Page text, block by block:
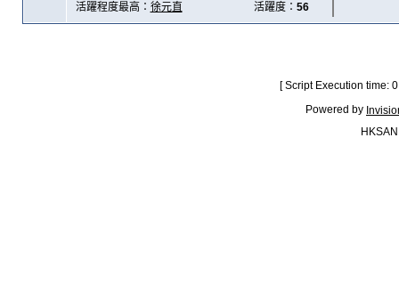
活躍程度最高： 徐元直 活躍度： 56
[ Script Execution time:
Powered by